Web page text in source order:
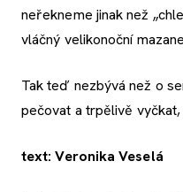
neřekneme jinak než
vláčný velikonoční
Tak teď nezbývá než o
pečovat a trpělivě
text: Veronika Veselá